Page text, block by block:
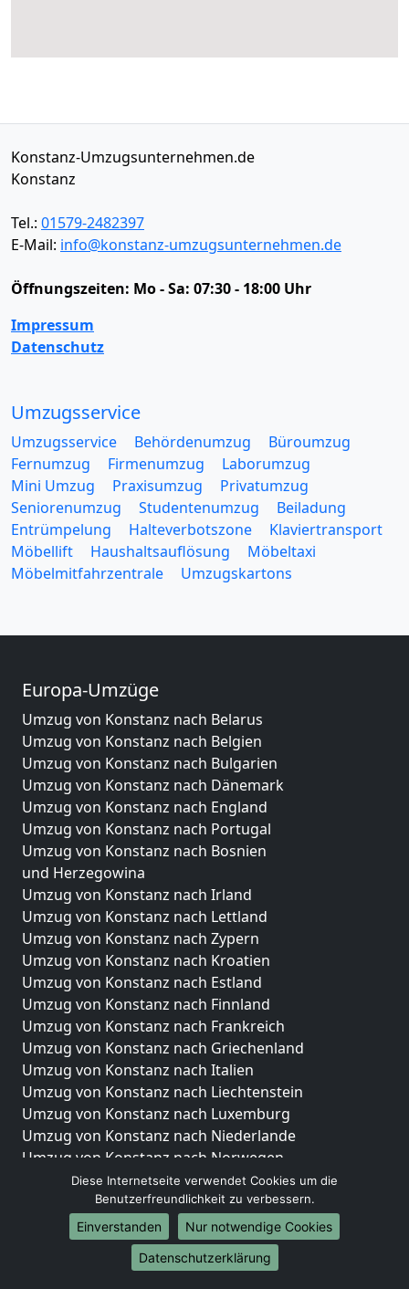
Konstanz-Umzugsunternehmen.de
Konstanz
Tel.: 01579-2482397
E-Mail: info@konstanz-umzugsunternehmen.de
Öffnungszeiten: Mo - Sa: 07:30 - 18:00 Uhr
Impressum
Datenschutz
Umzugsservice
Umzugsservice Behördenumzug
Büroumzug
Fernumzug
Firmenumzug
Laborumzug
Mini Umzug
Praxisumzug
Privatumzug
Seniorenumzug
Studentenumzug
Beiladung
Entrümpelung
Halteverbotszone
Klaviertransport
Möbellift
Haushaltsauflösung
Möbeltaxi
Möbelmitfahrzentrale
Umzugskartons
Europa-Umzüge
Umzug von Konstanz nach Belarus
Umzug von Konstanz nach Belgien
Umzug von Konstanz nach Bulgarien
Umzug von Konstanz nach Dänemark
Umzug von Konstanz nach England
Umzug von Konstanz nach Portugal
Umzug von Konstanz nach Bosnien
und Herzegowina
Umzug von Konstanz nach Irland
Umzug von Konstanz nach Lettland
Umzug von Konstanz nach Zypern
Umzug von Konstanz nach Kroatien
Umzug von Konstanz nach Estland
Umzug von Konstanz nach Finnland
Umzug von Konstanz nach Frankreich
Umzug von Konstanz nach Griechenland
Umzug von Konstanz nach Italien
Umzug von Konstanz nach Liechtenstein
Umzug von Konstanz nach Luxemburg
Umzug von Konstanz nach Niederlande
Umzug von Konstanz nach Norwegen
Umzüge-Deutschlandweit
Umzug von Konstanz nach Berlin
Umzug von Konstanz nach Hamburg
Umzug von Konstanz nach München
Diese Internetseite verwendet Cookies um die
Benutzerfreundlichkeit zu verbessern.
Einverstanden
Nur notwendige Cookies
Datenschutzerklärung